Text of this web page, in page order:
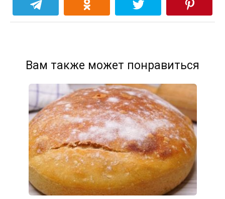
Вам также может понравиться